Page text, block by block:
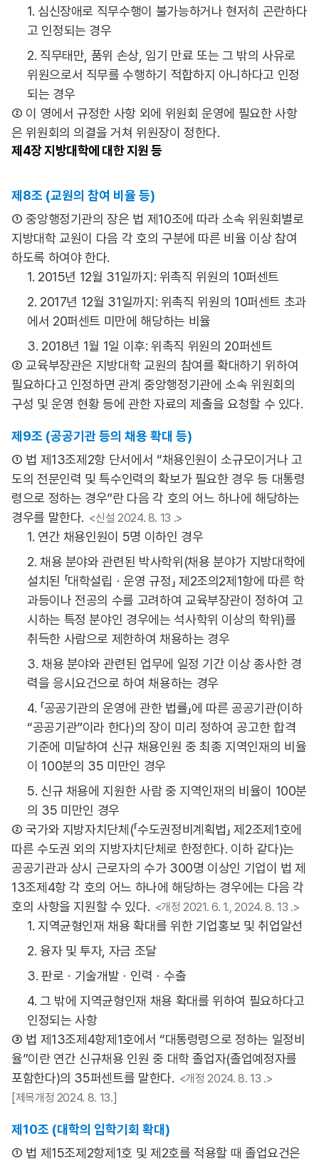
1. 심신장애로 직무수행이 불가능하거나 현저히 곤란하다
고 인정되는 경우
2. 직무태만, 품위 손상, 임기 만료 또는 그 밖의 사유로
위원으로서 직무를 수행하기 적합하지 아니하다고 인정
되는 경우
② 이 영에서 규정한 사항 외에 위원회 운영에 필요한 사항
은 위원회의 의결을 거쳐 위원장이 정한다.
제4장지방대학에 대한 지원 등
제8조 (교원의 참여 비율 등)
① 중앙행정기관의 장은 법 제10조에 따라 소속 위원회별로
지방대학 교원이 다음 각 호의 구분에 따른 비율 이상 참여
하도록 하여야 한다.
1. 2015년 12월 31일까지: 위촉직 위원의 10퍼센트
2. 2017년 12월 31일까지: 위촉직 위원의 10퍼센트 초과
에서 20퍼센트 미만에 해당하는 비율
3. 2018년 1월 1일 이후: 위촉직 위원의 20퍼센트
② 교육부장관은 지방대학 교원의 참여를 확대하기 위하여
필요하다고 인정하면 관계 중앙행정기관에 소속 위원회의
구성 및 운영 현황 등에 관한 자료의 제출을 요청할 수 있다.
제9조 (공공기관 등의 채용 확대 등)
① 법 제13조제2항 단서에서 “채용인원이 소규모이거나 고
도의 전문인력 및 특수인력의 확보가 필요한 경우 등 대통령
령으로 정하는 경우”란 다음 각 호의 어느 하나에 해당하는
경우를 말한다. <신설 2024. 8. 13 .>
1. 연간 채용인원이 5명 이하인 경우
2. 채용 분야와 관련된 박사학위(채용 분야가 지방대학에
설치된 「대학설립ㆍ운영 규정」 제2조의2제1항에 따른 학
과등이나 전공의 수를 고려하여 교육부장관이 정하여 고
시하는 특정 분야인 경우에는 석사학위 이상의 학위)를
취득한 사람으로 제한하여 채용하는 경우
3. 채용 분야와 관련된 업무에 일정 기간 이상 종사한 경
력을 응시요건으로 하여 채용하는 경우
4. 「공공기관의 운영에 관한 법률」에 따른 공공기관(이하
“공공기관”이라 한다)의 장이 미리 정하여 공고한 합격
기준에 미달하여 신규 채용인원 중 최종 지역인재의 비율
이 100분의 35 미만인 경우
5. 신규 채용에 지원한 사람 중 지역인재의 비율이 100분
의 35 미만인 경우
② 국가와 지방자치단체(「수도권정비계획법」 제2조제1호에
따른 수도권 외의 지방자치단체로 한정한다. 이하 같다)는
공공기관과 상시 근로자의 수가 300명 이상인 기업이 법 제
13조제4항 각 호의 어느 하나에 해당하는 경우에는 다음 각
호의 사항을 지원할 수 있다. <개정 2021. 6. 1., 2024. 8. 13 .>
1. 지역균형인재 채용 확대를 위한 기업홍보 및 취업알선
2. 융자 및 투자, 자금 조달
3. 판로ㆍ기술개발ㆍ인력ㆍ수출
4. 그 밖에 지역균형인재 채용 확대를 위하여 필요하다고
인정되는 사항
③ 법 제13조제4항제1호에서 “대통령령으로 정하는 일정비
율”이란 연간 신규채용 인원 중 대학 졸업자(졸업예정자를
포함한다)의 35퍼센트를 말한다. <개정 2024. 8. 13 .>
[제목개정 2024. 8. 13.]
제10조 (대학의 입학기회 확대)
① 법 제15조제2항제1호 및 제2호를 적용할 때 졸업요건은